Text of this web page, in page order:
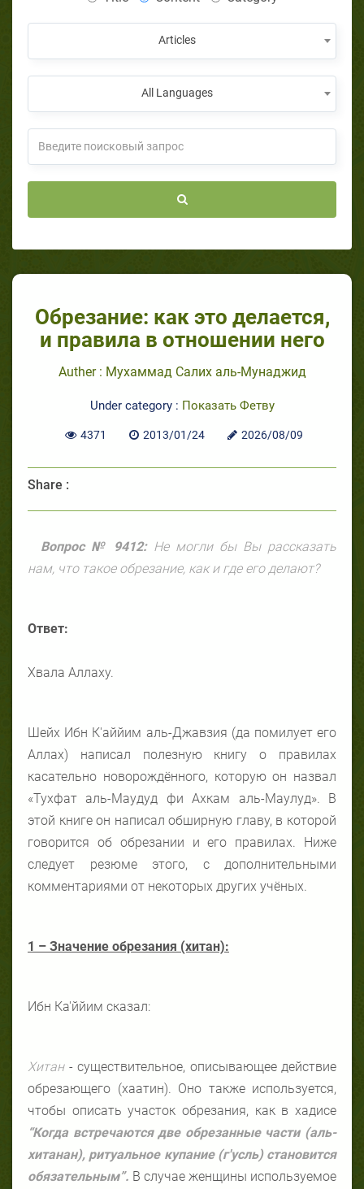
Articles
All Languages
Обрезание: как это делается,
и правила в отношении него
Auther : Мухаммад Салих аль-Мунаджид
Under category : Показать Фетву
4371 2013/01/24 2026/08/09
Share :
Вопрос № 9412: Не могли бы Вы рассказать
нам, что такое обрезание, как и где его делают?
Ответ:
Хвала Аллаху.
Шейх Ибн К'аййим аль-Джавзия (да помилует его
Аллах) написал полезную книгу о правилах
касательно новорождённого, которую он назвал
«Тухфат аль-Маудуд фи Ахкам аль-Маулуд». В
этой книге он написал обширную главу, в которой
говорится об обрезании и его правилах. Ниже
следует резюме этого, с дополнительными
комментариями от некоторых других учёных.
1 – Значение обрезания (хитан):
Ибн Ка'ййим сказал:
Хитан- существительное, описывающее действие
обрезающего (хаатин). Оно также используется,
чтобы описать участок обрезания, как в хадисе
“Когда встречаются две обрезанные части (аль-
хитанан), ритуальное купание (г'усль) становится
обязательным”. В случае женщины используемое